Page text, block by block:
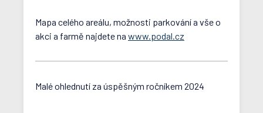
Mapa celého areálu, možnosti parkování a vše o
akci a farmě najdete na www.podal.cz
Malé ohlednutí za úspěšným ročníkem 2024